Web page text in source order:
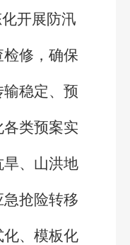
开展防汛
修，确保
稳定、预
类预案实
、山洪地
抢险转移
、模板化